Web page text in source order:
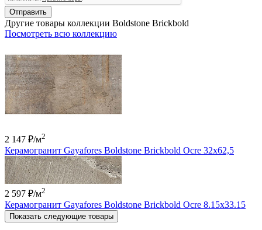
Отправить
Другие товары коллекции Boldstone Brickbold
Посмотреть всю коллекцию
2 147 ₽/м2
Керамогранит Gayafores Boldstone Brickbold Ocre 32x62,5
2 597 ₽/м2
Керамогранит Gayafores Boldstone Brickbold Ocre 8.15x33.15
Показать следующие товары